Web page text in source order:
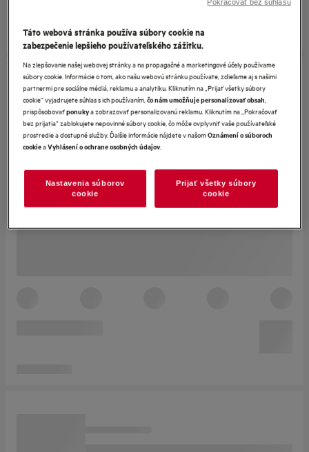
Táto webová stránka používa súbory cookie na
zabezpečenie lepšieho používateľského zážitku.
Na zlepšovanie našej webovej stránky a na propagačné a marketingové účely používame
súbory cookie. Informácie o tom, ako našu webovú stránku používate, zdieľame aj s našimi
partnermi pre sociálne médiá, reklamu a analytiku. Kliknutím na „Prijať všetky súbory
cookie“ vyjadrujete súhlas s ich používaním,čo nám umožňuje personalizovať obsah,
prispôsobovaťponukya zobrazovať personalizovanú reklamu. Kliknutím na „Pokračovať
bez prijatia“ zablokujete nepovinné súbory cookie, čo môže ovplyvniť vaše používateľské
prostredie a dostupné služby. Ďalšie informácie nájdete v našomOznámení o súboroch
cookieaVyhlásení o ochrane osobných údajov.
Nastavenia súborov
cookie
Prijať všetky súbory
cookie
Pokračovať bez súhlasu